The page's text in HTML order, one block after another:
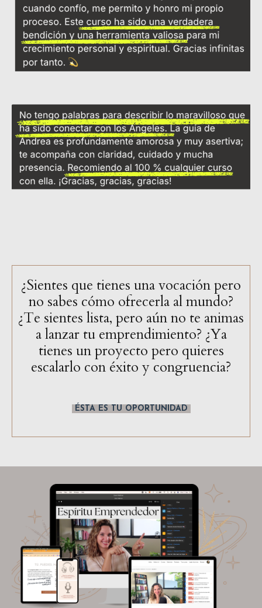
¿Sientes que tienes una vocación pero
no sabes cómo ofrecerla al mundo?
¿Te sientes lista, pero aún no te animas
a lanzar tu emprendimiento? ¿Ya
tienes un proyecto pero quieres
escalarlo con éxito y congruencia?
ÉSTA ES TU OPORTUNIDAD